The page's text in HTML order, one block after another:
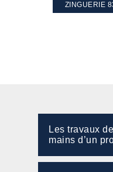
ZINGUERIE
Les travaux
mains d’un